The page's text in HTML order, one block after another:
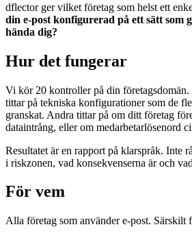
dflector ger vilket företag som helst ett
din e-post konfigurerad på ett sätt som
hända dig?
Hur det fungerar
Vi kör 20 kontroller på din företagsdomän.
tittar på tekniska konfigurationer som de
granskat. Andra tittar på om ditt företag
dataintrång, eller om medarbetarlösenord
Resultatet är en rapport på klarspråk. Inte
i riskzonen, vad konsekvenserna är och
För vem
Alla företag som använder e-post. Särskilt